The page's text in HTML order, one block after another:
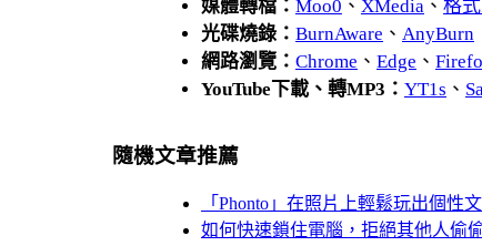
媒體轉檔： Moo0 、 XMedia、 格
光碟燒錄： BurnAware 、 AnyBurn
網路瀏覽： Chrome 、 Edge 、
YouTube下載、轉MP3： YT1s 、
隨機文章推薦
「Phonto」在照片上輕鬆玩出個
如何快速鎖住電腦，拒絕其他人偷